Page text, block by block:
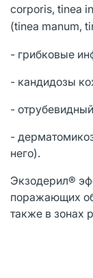
corporis, tinea
(tinea manum,
- грибковые
- кандидозы
-
-
него).
Экзодерил®
поражающих
также в зонах